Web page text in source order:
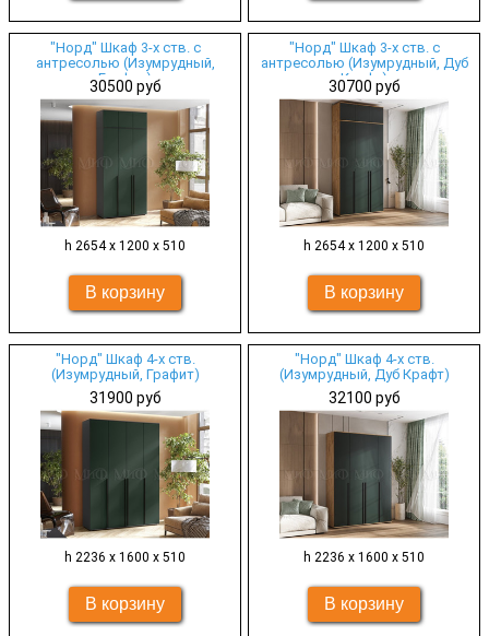
"Норд" Шкаф 3-х ств. с
антресолью (Изумрудный,
Графит)
30500 руб
h 2654 х 1200 х 510
"Норд" Шкаф 3-х ств. с
антресолью (Изумрудный, Дуб
Крафт)
30700 руб
h 2654 х 1200 х 510
"Норд" Шкаф 4-х ств.
(Изумрудный, Графит)
31900 руб
h 2236 х 1600 х 510
"Норд" Шкаф 4-х ств.
(Изумрудный, Дуб Крафт)
32100 руб
h 2236 х 1600 х 510